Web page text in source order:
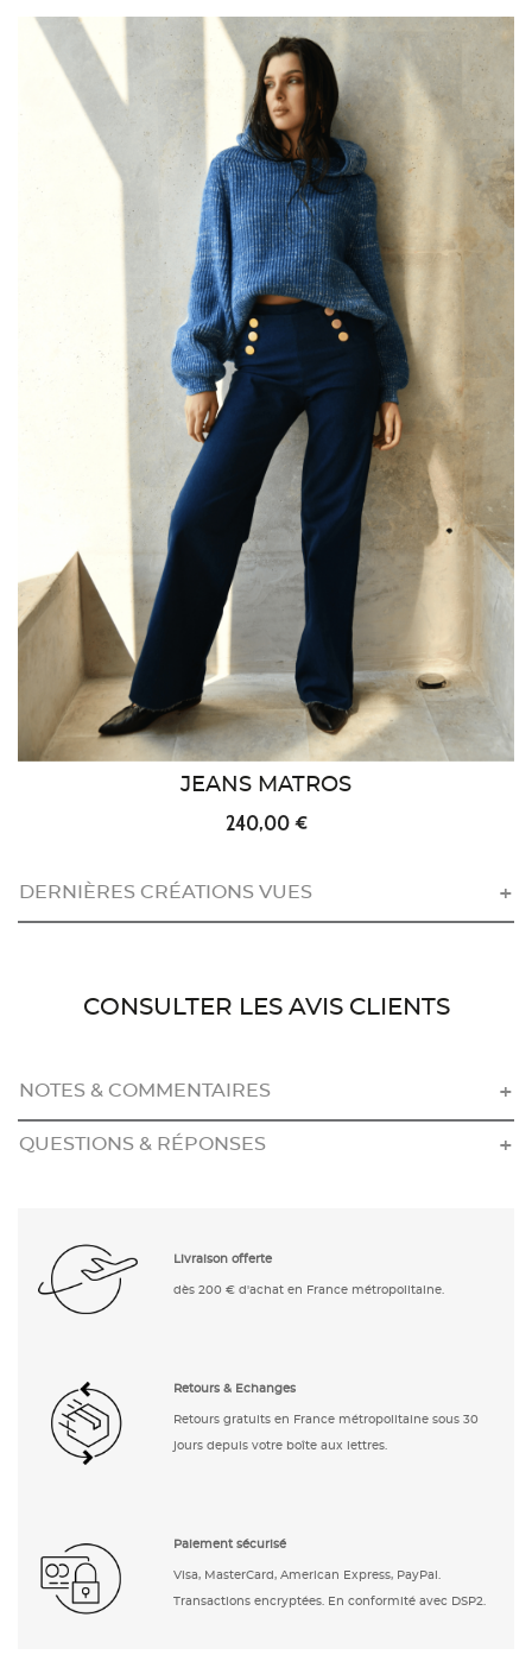
JEANS MATROS
240,00 €
DERNIÈRES CRÉATIONS VUES
CONSULTER LES AVIS CLIENTS
NOTES & COMMENTAIRES
QUESTIONS & RÉPONSES
Livraison offerte
dès 200 € d'achat en France métropolitaine.
Retours & Echanges
Retours gratuits en France métropolitaine sous 30
jours depuis votre boîte aux lettres.
Paiement sécurisé
Visa, MasterCard, American Express, PayPal.
Transactions encryptées. En conformité avec DSP2.